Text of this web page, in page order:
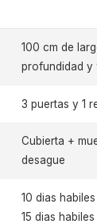
100 cm de
profundidad y
3 puertas y 1
Cubierta +
desague
10 dias
15 dias